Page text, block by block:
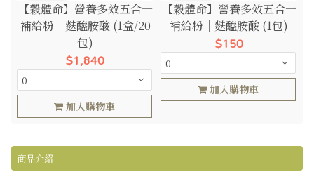
【穀體命】營養多效五合一
補給粉｜麩醯胺酸 (1盒/20
包)
$1,840
加入購物車
【穀體命】營養多效五合一
補給粉｜麩醯胺酸 (1包)
$150
加入購物車
商品介紹